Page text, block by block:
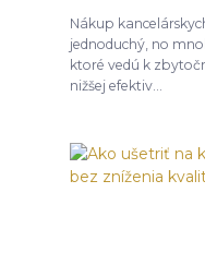
Nákup
jednoduchý, no
ktoré vedú k
nižšej efektiv...